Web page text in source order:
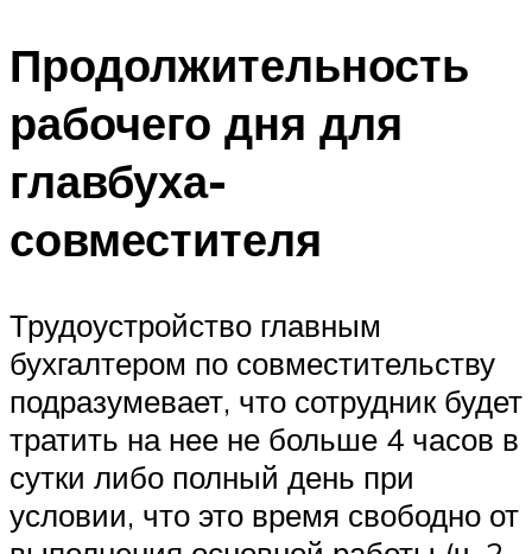
Продолжительность
рабочего дня для
главбуха-
совместителя
Трудоустройство главным
бухгалтером по совместительству
подразумевает, что сотрудник будет
тратить на нее не больше 4 часов в
сутки либо полный день при
условии, что это время свободно от